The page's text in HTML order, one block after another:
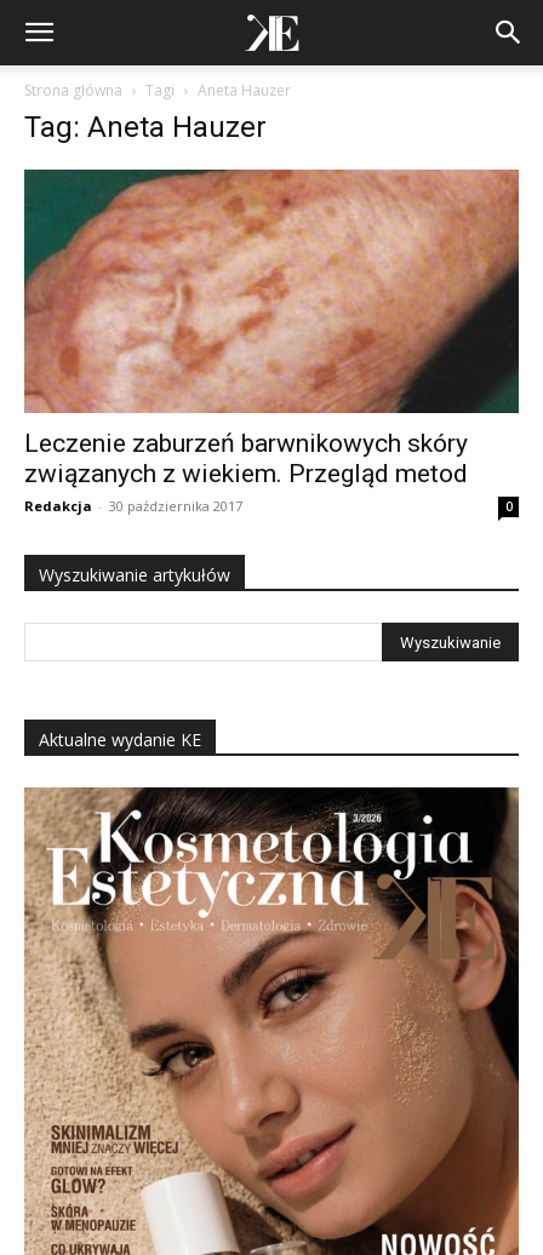
Strona główna Tagi Aneta Hauzer
Tag: Aneta Hauzer
Leczenie zaburzeń barwnikowych skóry
związanych z wiekiem. Przegląd metod
Redakcja - 30 października 2017 0
Wyszukiwanie artykułów
Aktualne wydanie KE